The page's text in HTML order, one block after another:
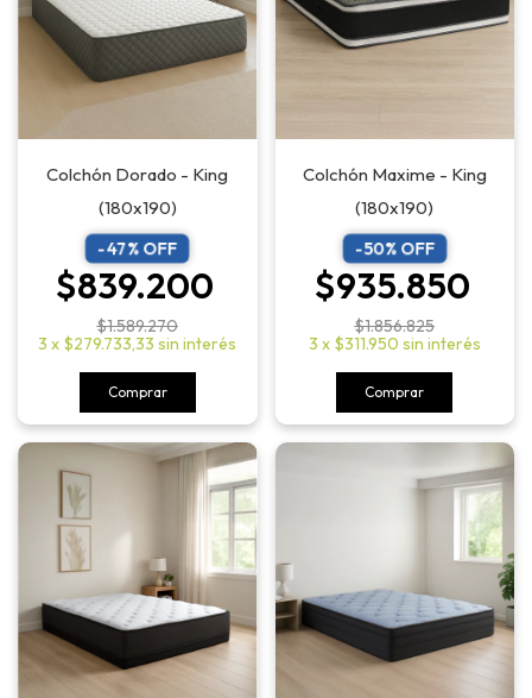
Colchón Dorado - King
(180x190)
-47% OFF
$839.200
$1.589.270
3 x $279.733,33 sin interés
Comprar
Colchón Maxime - King
(180x190)
-50% OFF
$935.850
$1.856.825
3 x $311.950 sin interés
Comprar